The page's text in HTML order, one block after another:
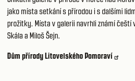
jako místa setkání s přírodou i s dalšími
prožitky. Místa v galerii navrhli známí
Skála a Miloš Šejn.
Dům přírody Litovelského Pomoraví